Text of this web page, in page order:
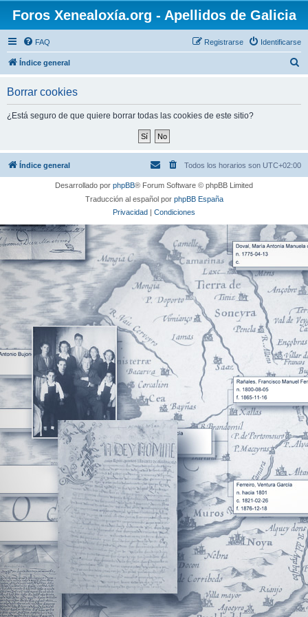
Foros Xenealoxía.org - Apellidos de Galicia
FAQ Identificarse
Registrarse
Índice general
Borrar cookies
¿Está seguro de que quiere borrar todas las cookies de este sitio?
Índice general Todos los horarios son UTC+02:00
Desarrollado por phpBB® Forum Software © phpBB Limited
Traducción al español por phpBB España
Privacidad | Condiciones